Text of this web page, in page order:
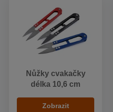
Nůžky cvakačky
délka 10,6 cm
Zobrazit